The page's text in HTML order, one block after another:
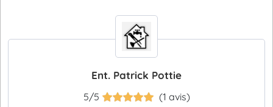
Ent. Patrick Pottie
5/5 (1 avis)